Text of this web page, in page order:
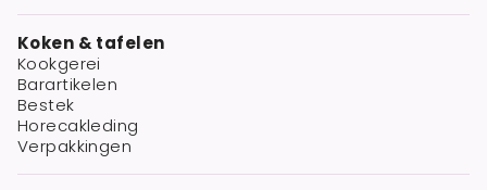
Koken & tafelen
Kookgerei
Barartikelen
Bestek
Horecakleding
Verpakkingen